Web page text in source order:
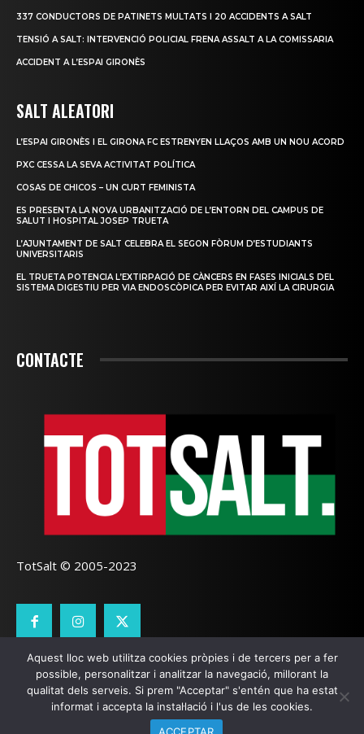
337 CONDUCTORS DE PATINETS MULTATS I 20 ACCIDENTS A SALT
TENSIÓ A SALT: INTERVENCIÓ POLICIAL FRENA ASSALT A LA COMISSARIA
ACCIDENT A L’ESPAI GIRONÈS
SALT ALEATORI
L’ESPAI GIRONÈS I EL GIRONA FC ESTRENYEN LLAÇOS AMB UN NOU ACORD
PXC CESSA LA SEVA ACTIVITAT POLÍTICA
COSAS DE CHICOS – UN CURT FEMINISTA
ES PRESENTA LA NOVA URBANITZACIÓ DE L’ENTORN DEL CAMPUS DE
SALUT I HOSPITAL JOSEP TRUETA
L’AJUNTAMENT DE SALT CELEBRA EL SEGON FÒRUM D’ESTUDIANTS
UNIVERSITARIS
EL TRUETA POTENCIA L’EXTIRPACIÓ DE CÀNCERS EN FASES INICIALS DEL
SISTEMA DIGESTIU PER VIA ENDOSCÒPICA PER EVITAR AIXÍ LA CIRURGIA
CONTACTE
TotSalt © 2005-2023
CONTACTE TOTSALT AVÍS LEGAL GALETES
SEO LOCALI PÀGINES WEB GIRONA ZOOOMWEB
Aquest lloc web utilitza cookies pròpies i de tercers per a fer
possible, personalitzar i analitzar la navegació, millorant la
qualitat dels serveis. Si prem "Acceptar" s'entén que ha estat
informat i accepta la instal·lació i l'us de les cookies.
ACCEPTAR